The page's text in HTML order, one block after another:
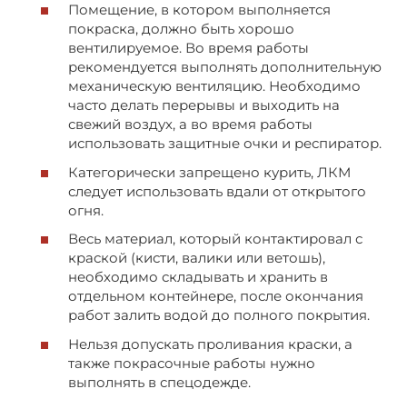
Помещение, в котором выполняется
покраска, должно быть хорошо
вентилируемое. Во время работы
рекомендуется выполнять дополнительную
механическую вентиляцию. Необходимо
часто делать перерывы и выходить на
свежий воздух, а во время работы
использовать защитные очки и респиратор.
Категорически запрещено курить, ЛКМ
следует использовать вдали от открытого
огня.
Весь материал, который контактировал с
краской (кисти, валики или ветошь),
необходимо складывать и хранить в
отдельном контейнере, после окончания
работ залить водой до полного покрытия.
Нельзя допускать проливания краски, а
также покрасочные работы нужно
выполнять в спецодежде.